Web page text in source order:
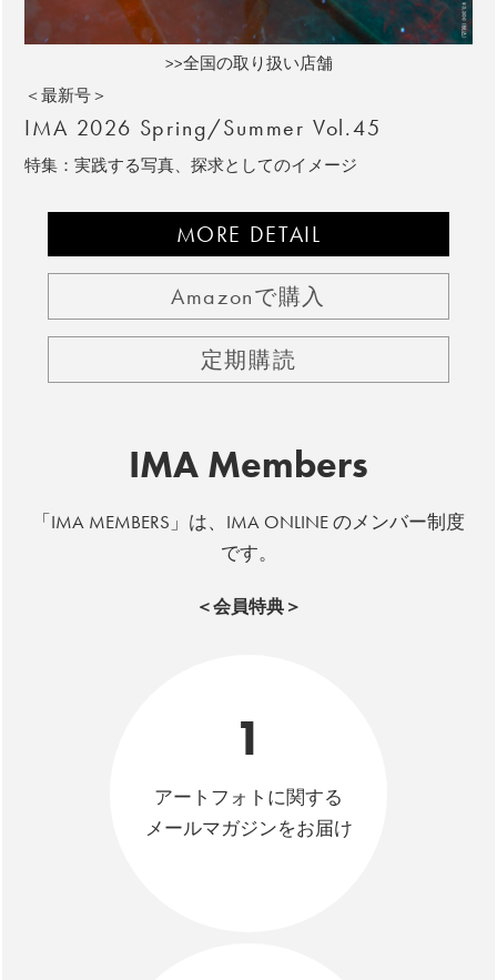
>>全国の取り扱い店舗
＜最新号＞
IMA 2026 Spring/Summer Vol.45
特集：実践する写真、探求としてのイメージ
MORE DETAIL
Amazonで購入
定期購読
IMA Members
「IMA MEMBERS」は、IMA ONLINE のメンバー制度
です。
＜会員特典＞
1
アートフォトに関する
メールマガジンをお届け